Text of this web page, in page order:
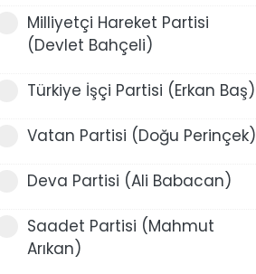
Milliyetçi Hareket Partisi
(Devlet Bahçeli)
Türkiye İşçi Partisi (Erkan Baş)
Vatan Partisi (Doğu Perinçek)
Deva Partisi (Ali Babacan)
Saadet Partisi (Mahmut
Arıkan)